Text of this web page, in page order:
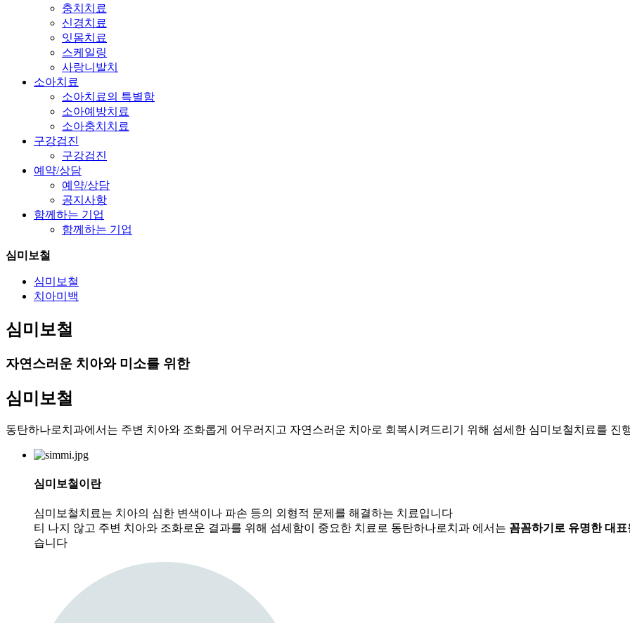
충치치료
신경치료
잇몸치료
스케일링
사랑니발치
소아치료
소아치료의 특별함
소아예방치료
소아충치치료
구강검진
구강검진
예약/상담
예약/상담
공지사항
함께하는 기업
함께하는 기업
심미보철
심미보철
치아미백
심미보철
자연스러운 치아와 미소를 위한
심미보철
동탄하나로치과에서는 주변 치아와 조화롭게 어우러지고 자연스러운 치아로 회복시켜드리기 위해 섬세한 심미보철치료를 진
심미보철이란
심미보철치료는 치아의 심한 변색이나 파손 등의 외형적 문제를 해결하는 치료입니다
티 나지 않고 주변 치아와 조화로운 결과를 위해 섬세함이 중요한 치료로 동탄하나로치과 에서는 꼼꼼하기로 유명한 대표
습니다